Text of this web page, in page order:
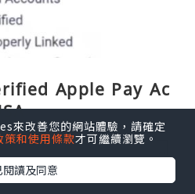
Apple Pay Ac
2小時前
改善您的網站體驗，請確定
策和使用條款才可繼續瀏覽。
閱讀及同意